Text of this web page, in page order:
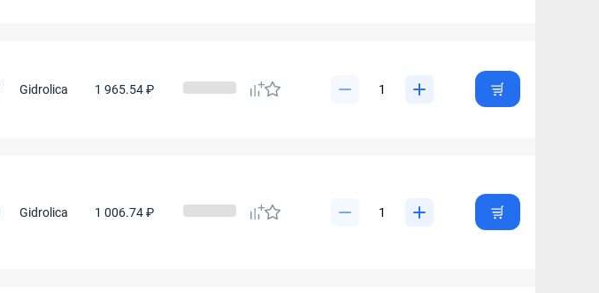
Gidrolica 1 965.54 ₽
Gidrolica 1 006.74 ₽